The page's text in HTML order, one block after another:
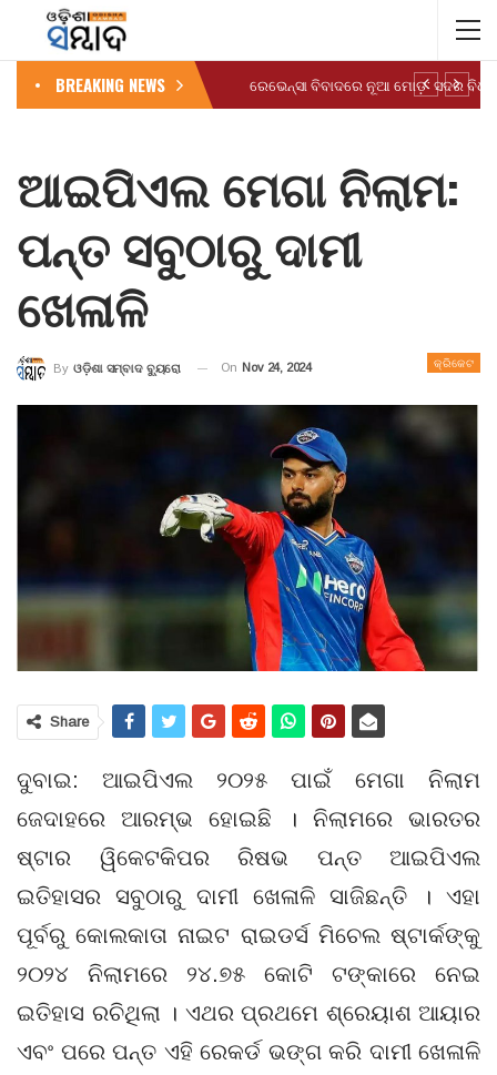
BREAKING NEWS
ଆଇପିଏଲ ମେଗା ନିଲାମ:
ପନ୍ତ ସବୁଠାରୁ ଦାମୀ
ଖେଳାଳି
କ୍ରିକେଟ
By ଓଡ଼ିଶା ସମ୍ବାଦ ବ୍ୟୁରୋ On Nov 24, 2024
Share
ଦୁବାଇ: ଆଇପିଏଲ ୨୦୨୫ ପାଇଁ ମେଗା ନିଲାମ
ଜେଦାହରେ ଆରମ୍ଭ ହୋଇଛି । ନିଲାମରେ ଭାରତର
ଷ୍ଟାର ୱିକେଟକିପର ରିଷଭ ପନ୍ତ ଆଇପିଏଲ
ଇତିହାସର ସବୁଠାରୁ ଦାମୀ ଖେଳାଳି ସାଜିଛନ୍ତି । ଏହା
ପୂର୍ବରୁ କୋଲକାତା ନାଇଟ ରାଇଡର୍ସ ମିଚେଲ ଷ୍ଟାର୍କଙ୍କୁ
୨୦୨୪ ନିଲାମରେ ୨୪.୭୫ କୋଟି ଟଙ୍କାରେ ନେଇ
ଇତିହାସ ରଚିଥିଲା । ଏଥର ପ୍ରଥମେ ଶ୍ରେୟାଶ ଆୟାର
ଏବଂ ପରେ ପନ୍ତ ଏହି ରେକର୍ଡ ଭଙ୍ଗ କରି ଦାମୀ ଖେଳାଳି